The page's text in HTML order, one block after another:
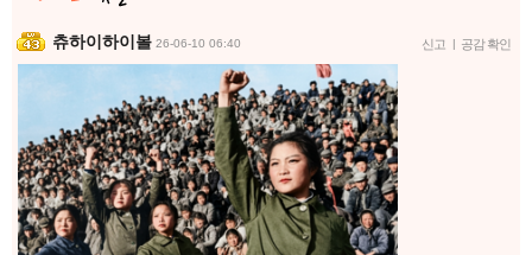
츄하이하이볼 26-06-10 06:40 신고 | 공감 확인